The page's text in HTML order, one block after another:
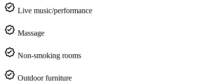
Live music/performance
Massage
Non-smoking rooms
Outdoor furniture